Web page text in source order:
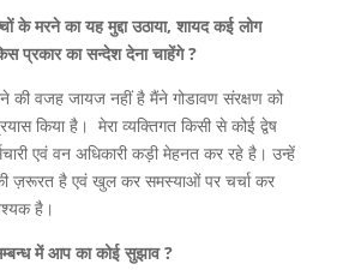
के मरने का यह मुद्दा उठाया, शायद कई लोग
प्रकार का सन्देश देना चाहेंगे ?
की वजह जायज नहीं है मैंने गोडावण संरक्षण को
किया है। मेरा व्यक्तिगत किसी से कोई द्वेष
एवं वन अधिकारी कड़ी मेहनत कर रहे है। उन्हें
ज़रूरत है एवं खुल कर समस्याओं पर चर्चा कर
है।
में आप का कोई सुझाव ?